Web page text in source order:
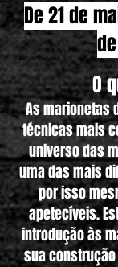
De 21 de
O
As marionetas
técnicas mais
universo das
uma das mais
por isso
apetecíveis.
introdução às
sua